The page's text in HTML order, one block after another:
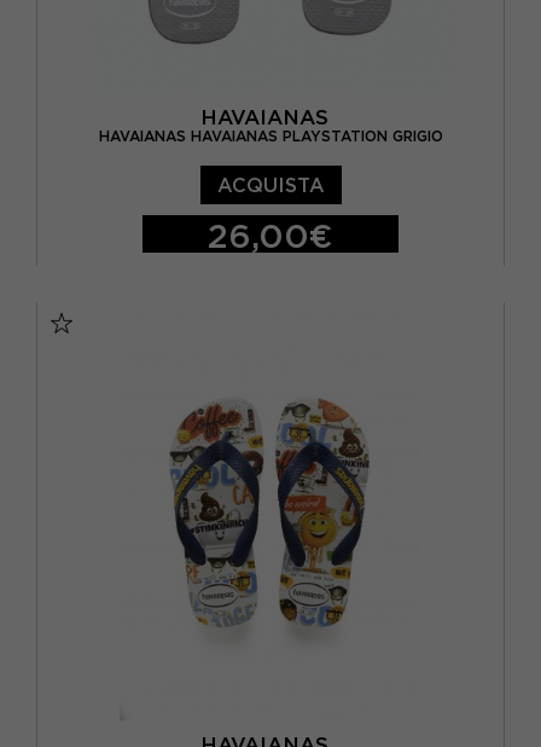
HAVAIANAS
HAVAIANAS HAVAIANAS PLAYSTATION GRIGIO
BRASIL 33/34 - EUR 35/36
BRASIL 35/36 - EUR 37/38
BRASIL 39/40 - EUR 41/42
BRASIL 41/42 - EUR 43/44
BRASIL 43/44 - EUR 45/46
ACQUISTA
26,00€